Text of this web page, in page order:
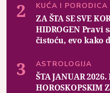
KUĆA I PORODICA
ZA ŠTA SE SVE
HIDROGEN Pravi
čistoću, evo kako
ASTROLOGIJA
ŠTA JANUAR
HOROSKOPSKIM